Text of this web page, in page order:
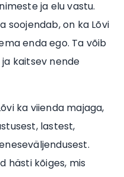
ja elu vastu.
soojendab, on ka Lõvi
enda ego. Ta võib
kaitsev nende
ka viienda majaga,
lastest,
hästi kõiges, mis